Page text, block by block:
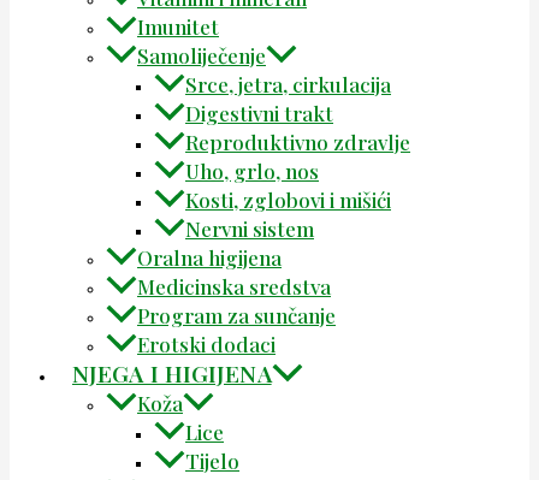
Imunitet
Samoliječenje
Srce, jetra, cirkulacija
Digestivni trakt
Reproduktivno zdravlje
Uho, grlo, nos
Kosti, zglobovi i mišići
Nervni sistem
Oralna higijena
Medicinska sredstva
Program za sunčanje
Erotski dodaci
NJEGA I HIGIJENA
Koža
Lice
Tijelo